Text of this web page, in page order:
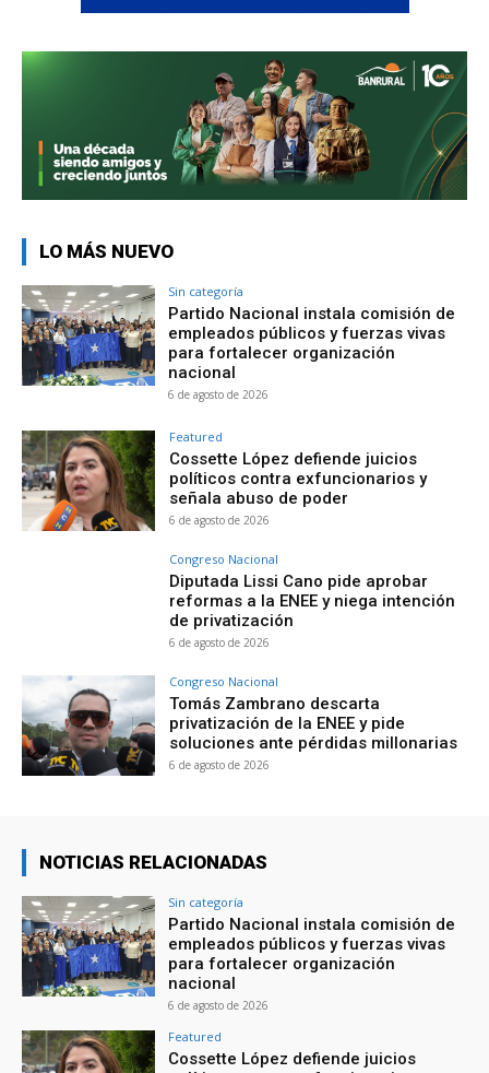
LO MÁS NUEVO
Sin categoría
Partido Nacional instala comisión de
empleados públicos y fuerzas vivas
para fortalecer organización
nacional
6 de agosto de 2026
Featured
Cossette López defiende juicios
políticos contra exfuncionarios y
señala abuso de poder
6 de agosto de 2026
Congreso Nacional
Diputada Lissi Cano pide aprobar
reformas a la ENEE y niega intención
de privatización
6 de agosto de 2026
Congreso Nacional
Tomás Zambrano descarta
privatización de la ENEE y pide
soluciones ante pérdidas millonarias
6 de agosto de 2026
NOTICIAS RELACIONADAS
Sin categoría
Partido Nacional instala comisión de
empleados públicos y fuerzas vivas
para fortalecer organización
nacional
6 de agosto de 2026
Featured
Cossette López defiende juicios